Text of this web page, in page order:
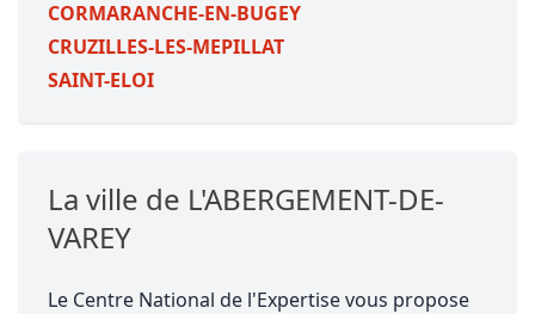
CORMARANCHE-EN-BUGEY
CRUZILLES-LES-MEPILLAT
SAINT-ELOI
La ville de L'ABERGEMENT-DE-
VAREY
Le Centre National de l'Expertise vous propose